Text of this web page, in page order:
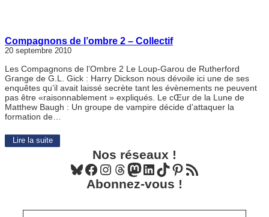
Compagnons de l’ombre 2 – Collectif
20 septembre 2010
Les Compagnons de l’Ombre 2 Le Loup-Garou de Rutherford
Grange de G.L. Gick : Harry Dickson nous dévoile ici une de ses
enquêtes qu’il avait laissé secrète tant les évènements ne peuvent
pas être «raisonnablement » expliqués. Le cŒur de la Lune de
Matthew Baugh : Un groupe de vampire décide d’attaquer la
formation de…
Lire la suite
Nos réseaux !
Bluesky Facebook Instagram Threads Mastodon LinkedIn TikTok Pinterest Flux RSS
Abonnez-vous !